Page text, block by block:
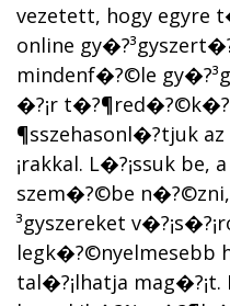
vezetett, hogy egyre
online
mindenf�?©le
�?¡r
¶sszehasonl�?­tjuk
¡rakkal. L�?¡ssuk be,
szem�?©be
³gyszereket
legk�?©nyelmesebb
tal�?¡lhatja